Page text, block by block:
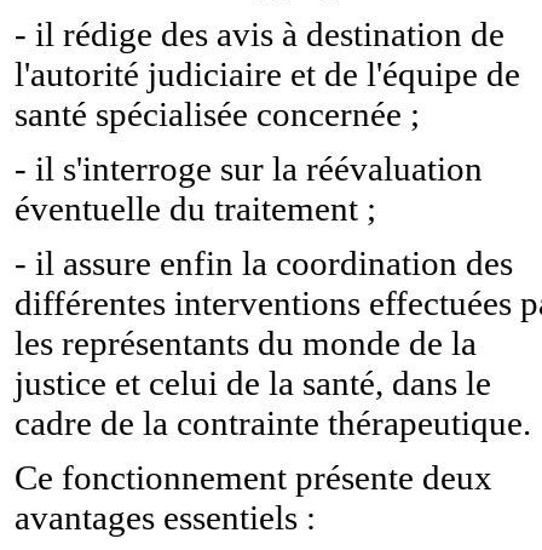
- il rédige des avis à destination de
l'autorité judiciaire et de l'équipe de
santé spécialisée concernée ;
- il s'interroge sur la réévaluation
éventuelle du traitement ;
- il assure enfin la coordination des
différentes interventions effectuées
les représentants du monde de la
justice et celui de la santé, dans le
cadre de la contrainte thérapeutique.
Ce fonctionnement présente deux
avantages essentiels :